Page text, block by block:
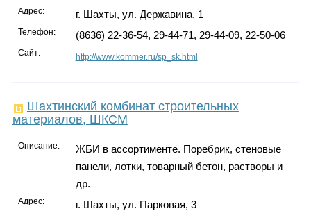
Адрес: г. Шахты, ул. Державина, 1
Телефон: (8636) 22-36-54, 29-44-71, 29-44-09, 22-50-06
Сайт: http://www.kommer.ru/sp_sk.html
Шахтинский комбинат строительных
материалов, ШКСМ
Описание:
ЖБИ в ассортименте. Поребрик, стеновые
панели, лотки, товарный бетон, растворы и
др.
Адрес: г. Шахты, ул. Парковая, 3